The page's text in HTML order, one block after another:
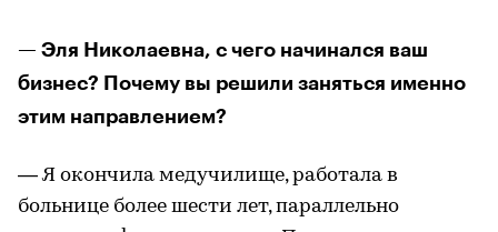
— Эля Николаевна, с чего начинался ваш
бизнес? Почему вы решили заняться именно
этим направлением?
— Я окончила медучилище, работала в
больнице более шести лет, параллельно